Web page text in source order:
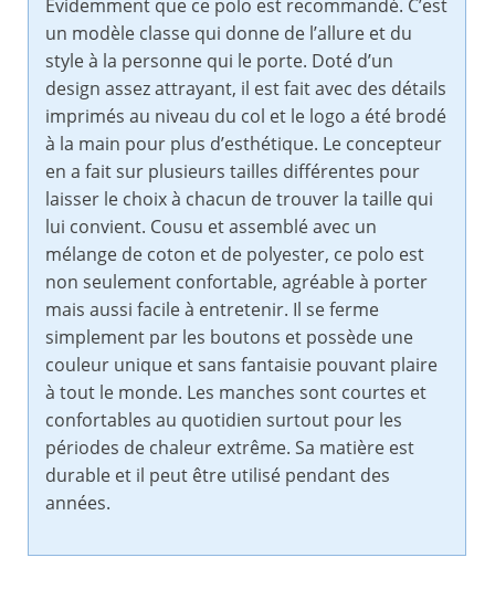
Evidemment que ce polo est recommandé. C’est
un modèle classe qui donne de l’allure et du
style à la personne qui le porte. Doté d’un
design assez attrayant, il est fait avec des détails
imprimés au niveau du col et le logo a été brodé
à la main pour plus d’esthétique. Le concepteur
en a fait sur plusieurs tailles différentes pour
laisser le choix à chacun de trouver la taille qui
lui convient. Cousu et assemblé avec un
mélange de coton et de polyester, ce polo est
non seulement confortable, agréable à porter
mais aussi facile à entretenir. Il se ferme
simplement par les boutons et possède une
couleur unique et sans fantaisie pouvant plaire
à tout le monde. Les manches sont courtes et
confortables au quotidien surtout pour les
périodes de chaleur extrême. Sa matière est
durable et il peut être utilisé pendant des
années.